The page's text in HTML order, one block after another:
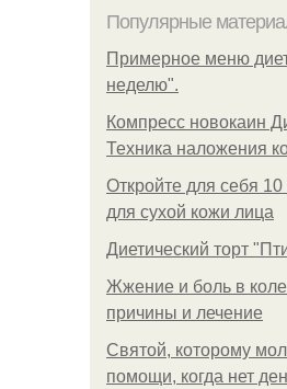
Популярные
Примерное меню
неделю".
Компресс новокаин
Техника наложения
Откройте для себя
для сухой кожи лица
Диетический торт
Жжение и боль в
причины и лечение
Святой, которому
помощи, когда нет